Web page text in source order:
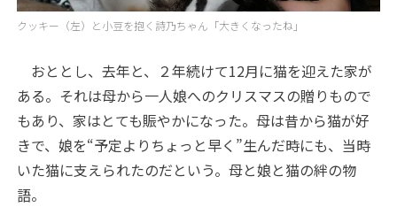
クッキー（左）と小豆を抱く詩乃ちゃん「大きくなったね」
おととし、去年と、２年続けて12月に猫を迎えた家が
ある。それは母から一人娘へのクリスマスの贈りもので
もあり、家はとても賑やかになった。母は昔から猫が好
きで、娘を“予定よりちょっと早く”生んだ時にも、当時
いた猫に支えられたのだという。母と娘と猫の絆の物
語。